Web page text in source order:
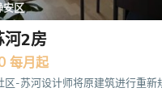
安区
河2房
每月起
区-苏河设计师将原建筑进行重新